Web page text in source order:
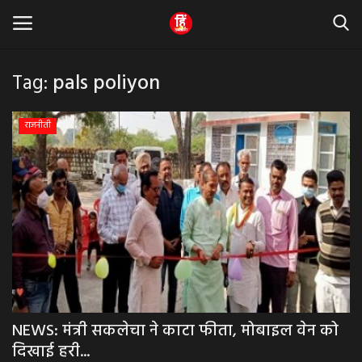
Home
धर्म & ज्योतिष
बड़ी खबर
मध्यप्रदेश
राजस्थान
व्यापार व्यवसाय
राजनीती
Tag: pals poliyon
राजनीती
NEWS: मंत्री सकलेचा ने काटा फीता, मोबाइल वेन को
दिखाई हरी...